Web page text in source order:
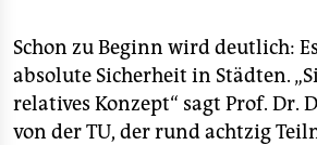
Schon zu Beginn wird deutlich:
absolute Sicherheit in Städten.
relatives Konzept“ sagt Prof. Dr.
von der TU, der rund achtzig